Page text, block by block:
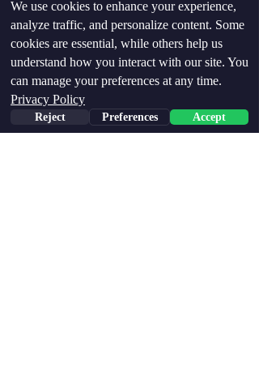
מרגש עליה!
בחרו את חבילת האימוץ של
שרה
VIP
We use cookies to enhance your experience,
analyze traffic, and personalize content. Some
cookies are essential, while others help us
understand how you interact with our site. You
can manage your preferences at any time.
Privacy Policy
Reject Preferences Accept